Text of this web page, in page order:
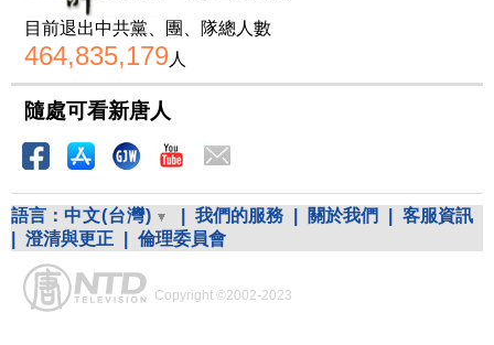
目前退出中共黨、團、隊總人數
464,835,179人
隨處可看新唐人
語言： 中文(台灣) 我們的服務 關於我們
客服資訊
澄清與更正 倫理委員會
Copyright ©2002-2023